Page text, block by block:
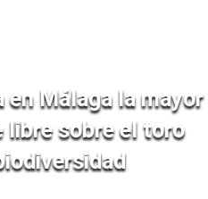
en Málaga la mayor
libre sobre el toro